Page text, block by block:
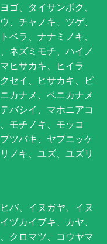
ゴ、タイサンボク、
、チャノキ、ツゲ、
ベラ、ナナミノキ、
ネズミモチ、ハイノ
ヒサカキ、ヒイラ
セイ、ヒサカキ、ピ
カナメ、ベニカナメ
バシイ、マホニアコ
モチノキ、モッコ
ツバキ、ヤブニッケ
ノキ、ユズ、ユズリ
バ、イヌガヤ、イヌ
ヅカイブキ、カヤ、
クロマツ、コウヤマ